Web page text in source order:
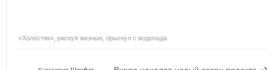
«Холостяк», рискуя жизнью, прыгнул с водопада